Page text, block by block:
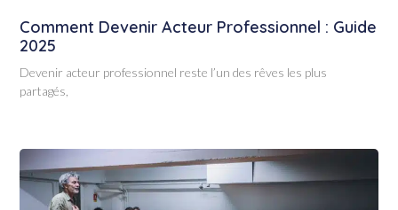
Comment Devenir Acteur Professionnel : Guide
2025
Devenir acteur professionnel reste l’un des rêves les plus
partagés,